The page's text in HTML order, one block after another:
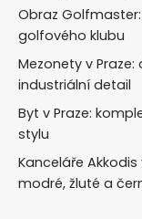
Obraz
golfového klubu
Mezonety v
industriální detail
Byt v Praze:
stylu
Kanceláře
modré, žluté a